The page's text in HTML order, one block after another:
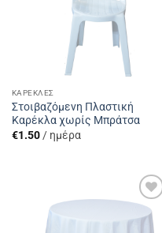
ΚΑΡΈΚΛΕΣ
Στοιβαζόμενη Πλαστική
Καρέκλα χωρίς Μπράτσα
€1.50/ ημέρα
Add to
Wishlist